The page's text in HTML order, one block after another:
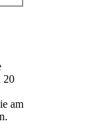
20
am